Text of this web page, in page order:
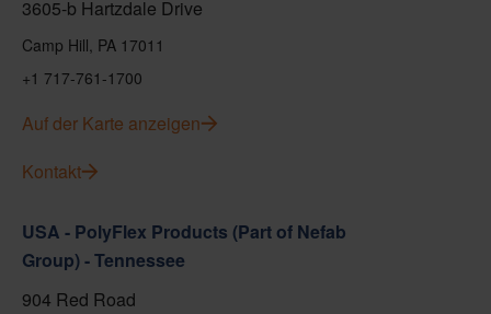
3605-b Hartzdale Drive
Camp Hill, PA 17011
+1 717-761-1700
Auf der Karte anzeigen
Kontakt
USA - PolyFlex Products (Part of Nefab
Group) - Tennessee
904 Red Road